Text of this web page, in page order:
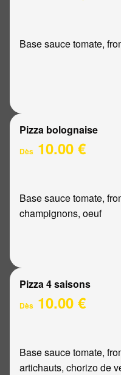
Base sauce tomate,
Pizza bolognaise
Dès 10.00 €
Base sauce tomate,
champignons, oeuf
Pizza 4 saisons
Dès 10.00 €
Base sauce tomate,
artichauts, chorizo de